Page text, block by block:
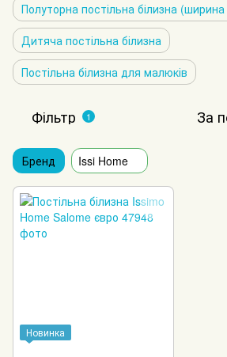
Полуторна постільна білизна
Дитяча постільна білизна
Постільна білизна для малюків
Фільтр 1 За
Бренд Issi Home
Новинка